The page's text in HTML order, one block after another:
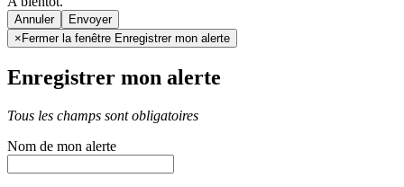
Annuler
× Fermer la fenêtre Enregistrer mon alerte
Enregistrer mon alerte
Tous les champs sont obligatoires
Nom de mon alerte